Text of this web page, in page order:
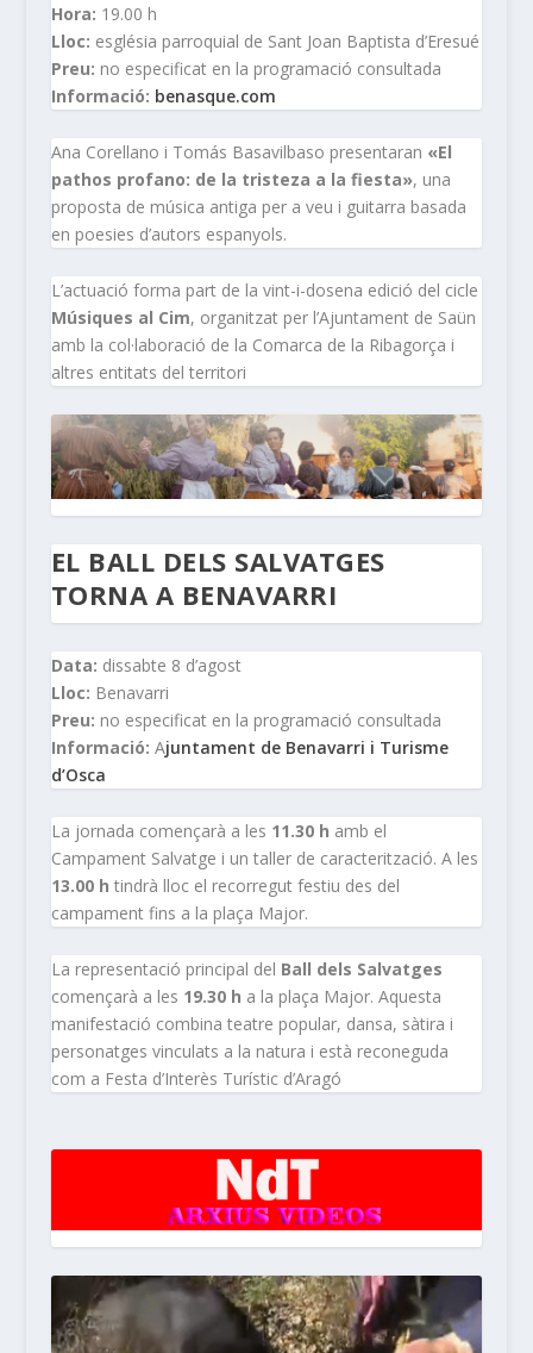
Hora: 19.00 h
Lloc: església parroquial de Sant Joan Baptista d’Eresué
Preu: no especificat en la programació consultada
Informació: benasque.com
Ana Corellano i Tomás Basavilbaso presentaran «El
pathos profano: de la tristeza a la fiesta», una
proposta de música antiga per a veu i guitarra basada
en poesies d’autors espanyols.
L’actuació forma part de la vint-i-dosena edició del cicle
Músiques al Cim, organitzat per l’Ajuntament de Saün
amb la col·laboració de la Comarca de la Ribagorça i
altres entitats del territori
EL BALL DELS SALVATGES
TORNA A BENAVARRI
Data: dissabte 8 d’agost
Lloc: Benavarri
Preu: no especificat en la programació consultada
Informació: Ajuntament de Benavarri i Turisme
d’Osca
La jornada començarà a les 11.30 h amb el
Campament Salvatge i un taller de caracterització. A les
13.00 h tindrà lloc el recorregut festiu des del
campament fins a la plaça Major.
La representació principal del Ball dels Salvatges
començarà a les 19.30 h a la plaça Major. Aquesta
manifestació combina teatre popular, dansa, sàtira i
personatges vinculats a la natura i està reconeguda
com a Festa d’Interès Turístic d’Aragó